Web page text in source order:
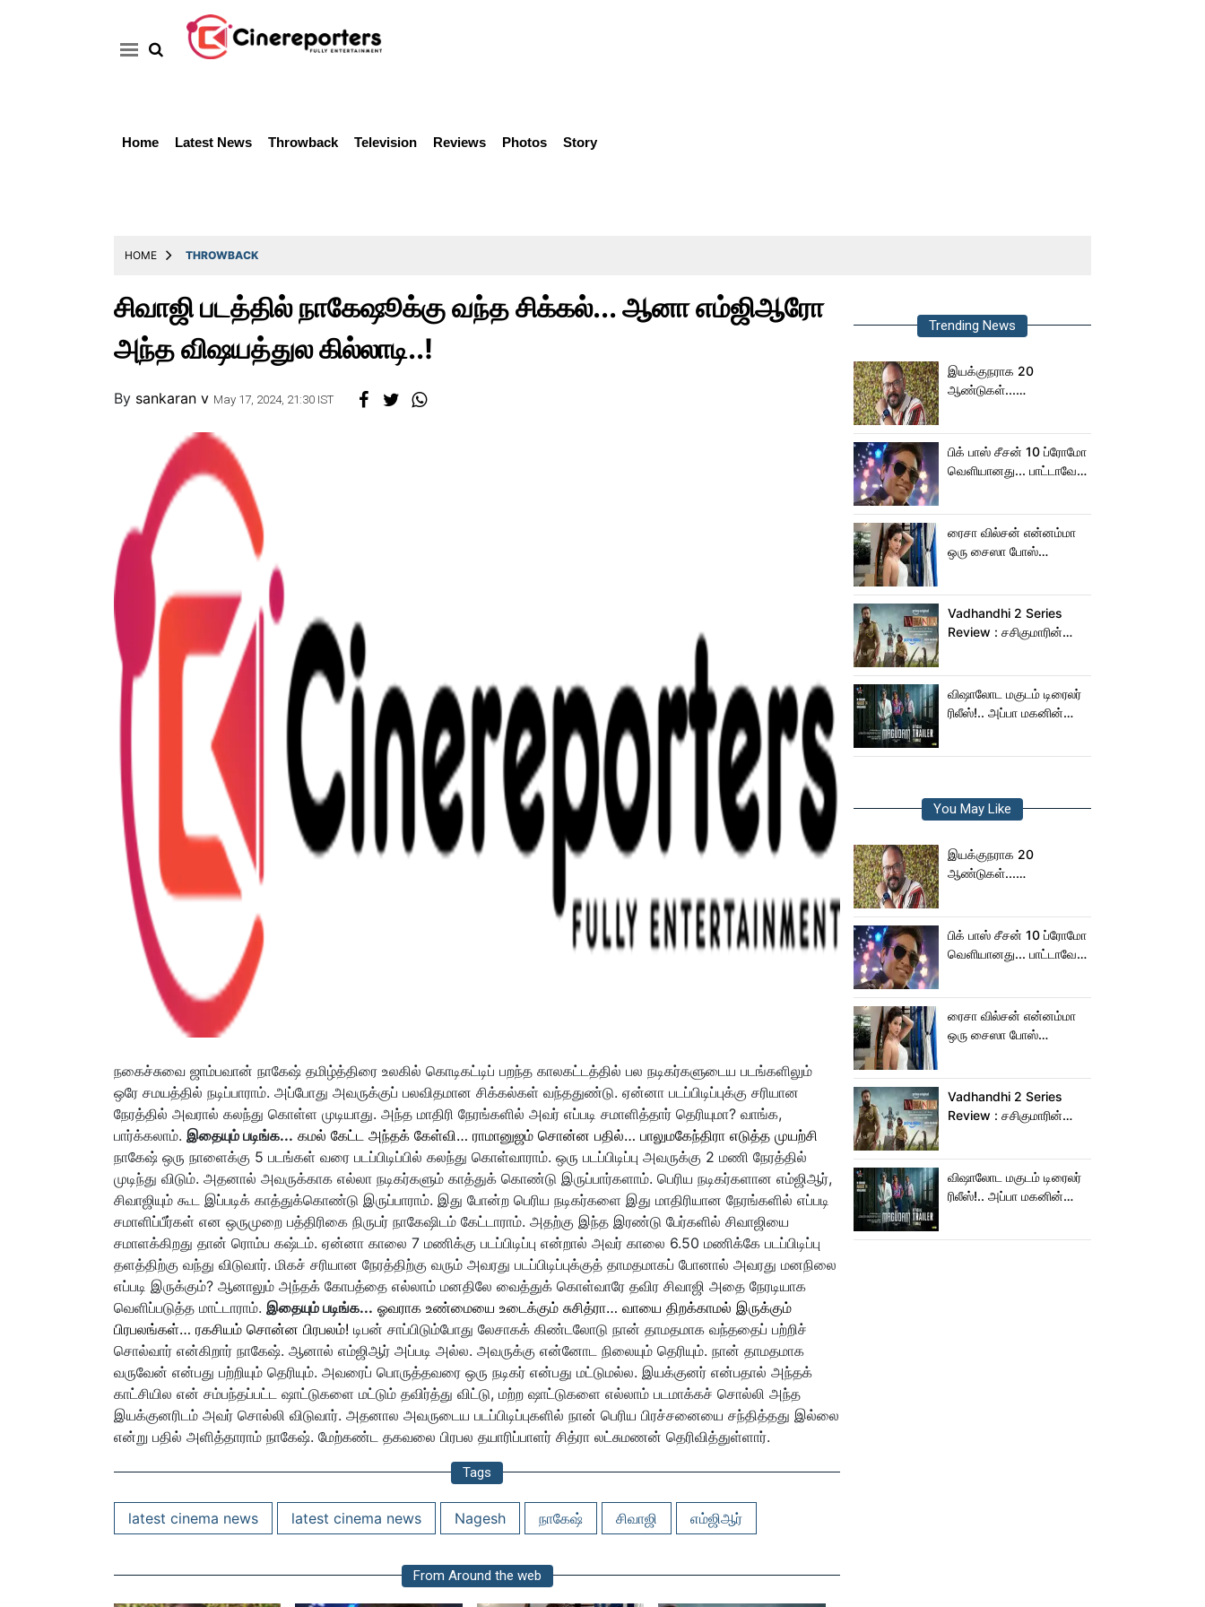
Home Latest News Throwback Television Reviews Photos Story
HOME THROWBACK
சிவாஜி படத்தில் நாகேஷூக்கு வந்த சிக்கல்... ஆனா எம்ஜிஆரோ
அந்த விஷயத்துல கில்லாடி..!
By sankaran v May 17, 2024, 21:30 IST
நகைச்சுவை ஜாம்பவான் நாகேஷ் தமிழ்த்திரை உலகில் கொடிகட்டிப் பறந்த காலகட்டத்தில் பல நடிகர்களுடைய படங்களிலும்
ஒரே சமயத்தில் நடிப்பாராம். அப்போது அவருக்குப் பலவிதமான சிக்கல்கள் வந்ததுண்டு. ஏன்னா படப்பிடிப்புக்கு சரியான
நேரத்தில் அவரால் கலந்து கொள்ள முடியாது. அந்த மாதிரி நேரங்களில் அவர் எப்படி சமாளித்தார் தெரியுமா? வாங்க,
பார்க்கலாம். இதையும் படிங்க... கமல் கேட்ட அந்தக் கேள்வி… ராமானுஜம் சொன்ன பதில்… பாலுமகேந்திரா எடுத்த முயற்சி
நாகேஷ் ஒரு நாளைக்கு 5 படங்கள் வரை படப்பிடிப்பில் கலந்து கொள்வாராம். ஒரு படப்பிடிப்பு அவருக்கு 2 மணி நேரத்தில்
முடிந்து விடும். அதனால் அவருக்காக எல்லா நடிகர்களும் காத்துக் கொண்டு இருப்பார்களாம். பெரிய நடிகர்களான எம்ஜிஆர்,
சிவாஜியும் கூட இப்படிக் காத்துக்கொண்டு இருப்பாராம். இது போன்ற பெரிய நடிகர்களை இது மாதிரியான நேரங்களில் எப்படி
சமாளிப்பீர்கள் என ஒருமுறை பத்திரிகை நிருபர் நாகேஷிடம் கேட்டாராம். அதற்கு இந்த இரண்டு பேர்களில் சிவாஜியை
சமாளக்கிறது தான் ரொம்ப கஷ்டம். ஏன்னா காலை 7 மணிக்கு படப்பிடிப்பு என்றால் அவர் காலை 6.50 மணிக்கே படப்பிடிப்பு
தளத்திற்கு வந்து விடுவார். மிகச் சரியான நேரத்திற்கு வரும் அவரது படப்பிடிப்புக்குத் தாமதமாகப் போனால் அவரது மனநிலை
எப்படி இருக்கும்? ஆனாலும் அந்தக் கோபத்தை எல்லாம் மனதிலே வைத்துக் கொள்வாரே தவிர சிவாஜி அதை நேரடியாக
வெளிப்படுத்த மாட்டாராம். இதையும் படிங்க... ஓவராக உண்மையை உடைக்கும் சுசித்ரா… வாயை திறக்காமல் இருக்கும்
பிரபலங்கள்… ரகசியம் சொன்ன பிரபலம்! டிபன் சாப்பிடும்போது லேசாகக் கிண்டலோடு நான் தாமதமாக வந்ததைப் பற்றிச்
சொல்வார் என்கிறார் நாகேஷ். ஆனால் எம்ஜிஆர் அப்படி அல்ல. அவருக்கு என்னோட நிலையும் தெரியும். நான் தாமதமாக
வருவேன் என்பது பற்றியும் தெரியும். அவரைப் பொருத்தவரை ஒரு நடிகர் என்பது மட்டுமல்ல. இயக்குனர் என்பதால் அந்தக்
காட்சியில என் சம்பந்தப்பட்ட ஷாட்டுகளை மட்டும் தவிர்த்து விட்டு, மற்ற ஷாட்டுகளை எல்லாம் படமாக்கச் சொல்லி அந்த
இயக்குனரிடம் அவர் சொல்லி விடுவார். அதனால அவருடைய படப்பிடிப்புகளில் நான் பெரிய பிரச்சனையை சந்தித்தது இல்லை
என்று பதில் அளித்தாராம் நாகேஷ். மேற்கண்ட தகவலை பிரபல தயாரிப்பாளர் சித்ரா லட்சுமணன் தெரிவித்துள்ளார்.
Tags
latest cinema news latest cinema news Nagesh நாகேஷ் சிவாஜி எம்ஜிஆர்
From Around the web
Trending News
இயக்குநராக 20
ஆண்டுகள்...
பிக் பாஸ் சீசன் 10 ப்ரோமோ
வெளியானது... பாட்டாவே
ரைசா வில்சன் என்னம்மா
ஒரு சைஸா போஸ்
Vadhandhi 2 Series
Review : சசிகுமாரின்
விமர்சனம்!
விஷாலோட மகுடம் டிரைலர்
ரிலீஸ்!.. அப்பா மகனின்
You May Like
இயக்குநராக 20
ஆண்டுகள்...
பிக் பாஸ் சீசன் 10 ப்ரோமோ
வெளியானது... பாட்டாவே
ரைசா வில்சன் என்னம்மா
ஒரு சைஸா போஸ்
Vadhandhi 2 Series
Review : சசிகுமாரின்
விமர்சனம்!
விஷாலோட மகுடம் டிரைலர்
ரிலீஸ்!.. அப்பா மகனின்